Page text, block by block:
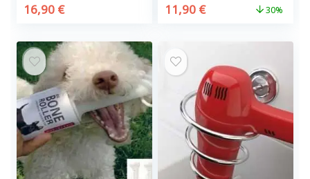
16,90 € 11,90 € 30%